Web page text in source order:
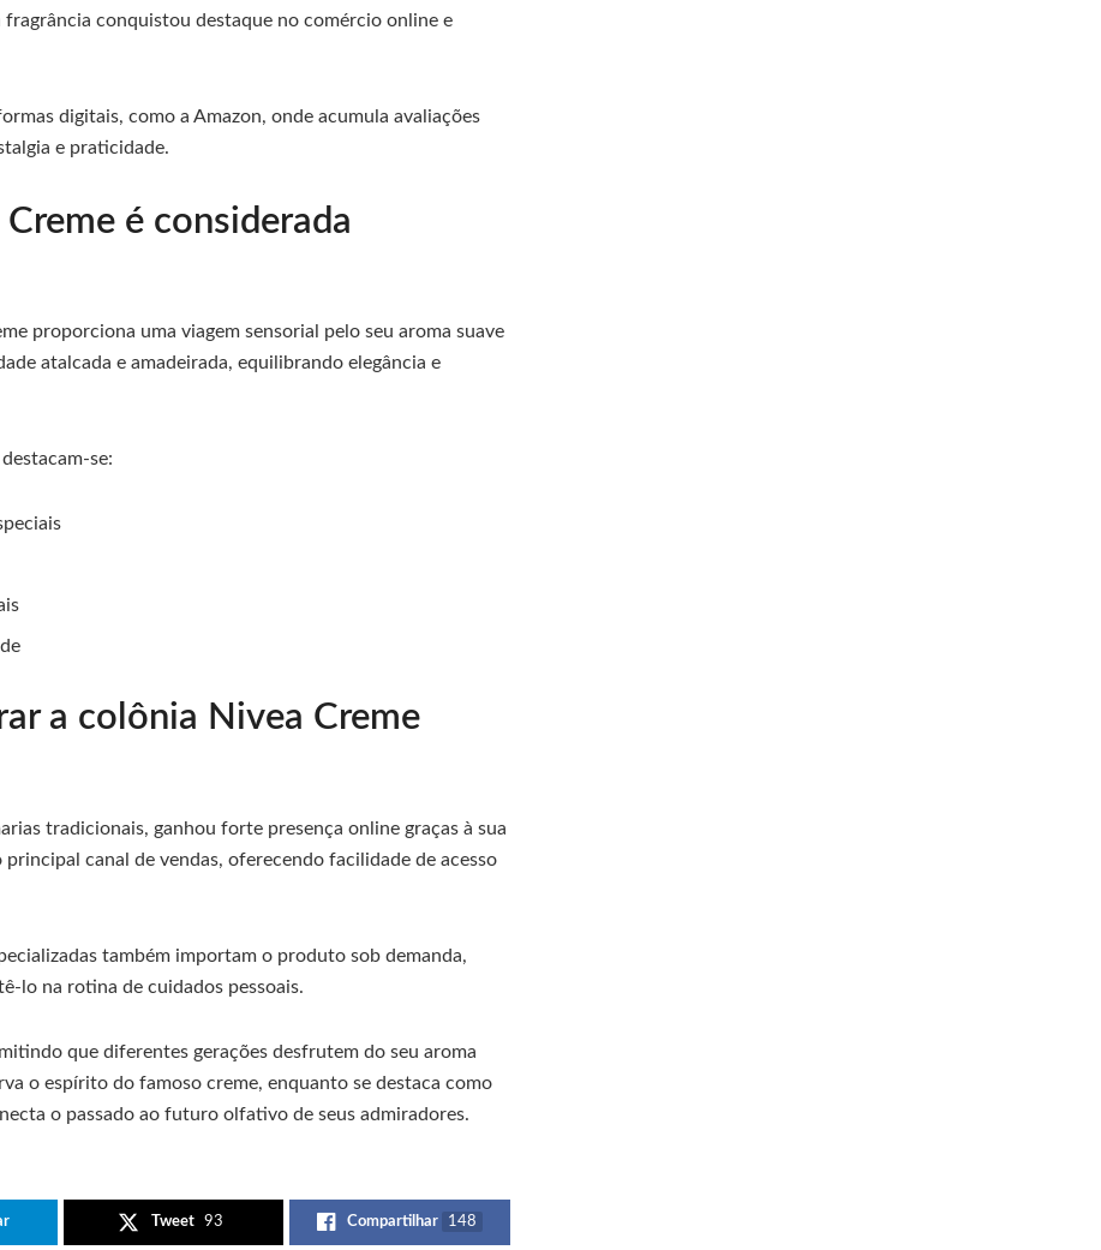
fragrância conquistou destaque no comércio online e
digitais, como a Amazon, onde acumula avaliações
e praticidade.
é considerada
proporciona uma viagem sensorial pelo seu aroma suave
atalcada e amadeirada, equilibrando elegância e
se:
a colônia Nivea Creme
tradicionais, ganhou forte presença online graças à sua
canal de vendas, oferecendo facilidade de acesso
também importam o produto sob demanda,
lo na rotina de cuidados pessoais.
que diferentes gerações desfrutem do seu aroma
o espírito do famoso creme, enquanto se destaca como
o passado ao futuro olfativo de seus admiradores.
Tweet 93 Compartilhar 148